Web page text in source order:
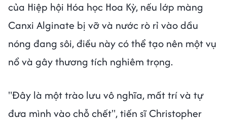
của Hiệp hội Hóa học Hoa Kỳ, nếu lớp màng
Canxi Alginate bị vỡ và nước rò rỉ vào dầu
nóng đang sôi, điều này có thể tạo nên một vụ
nổ và gây thương tích nghiêm trọng.
"Đây là một trào lưu vô nghĩa, mất trí và tự
đưa mình vào chỗ chết", tiến sĩ Christopher